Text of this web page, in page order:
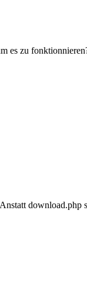
es zu
download.php